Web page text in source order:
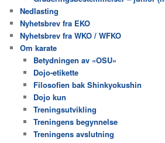
Nedlasting
Nyhetsbrev fra EKO
Nyhetsbrev fra WKO / WFKO
Om karate
Betydningen av «OSU»
Dojo-etikette
Filosofien bak Shinkyokushin
Dojo kun
Treningsutvikling
Treningens begynnelse
Treningens avslutning